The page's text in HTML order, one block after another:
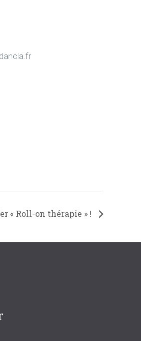
« Roll-on thérapie » !